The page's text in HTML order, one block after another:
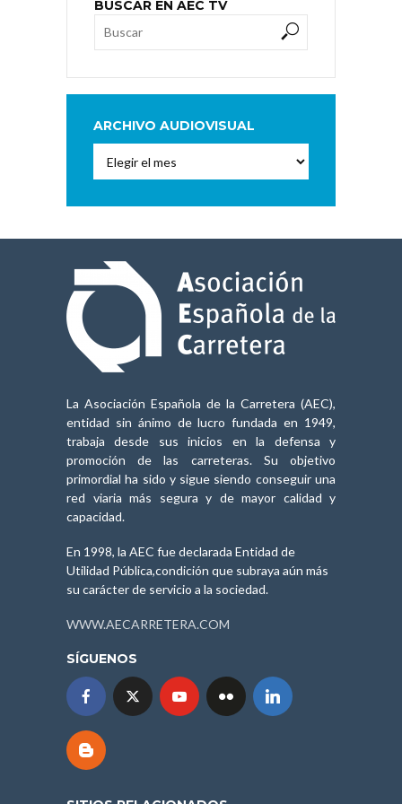
BUSCAR EN AEC TV
ARCHIVO AUDIOVISUAL
Audiovisual
La Asociación Española de la Carretera (AEC),
entidad sin ánimo de lucro fundada en 1949,
trabaja desde sus inicios en la defensa y
promoción de las carreteras. Su objetivo
primordial ha sido y sigue siendo conseguir una
red viaria más segura y de mayor calidad y
capacidad.
En 1998, la AEC fue declarada Entidad de
Utilidad Pública,condición que subraya aún más
su carácter de servicio a la sociedad.
WWW.AECARRETERA.COM
SÍGUENOS